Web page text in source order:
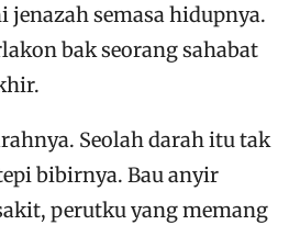
jenazah semasa hidupnya.
bak seorang sahabat
Seolah darah itu tak
bibirnya. Bau anyir
perutku yang memang